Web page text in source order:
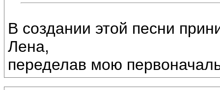
В создании этой песни
Лена,
переделав мою